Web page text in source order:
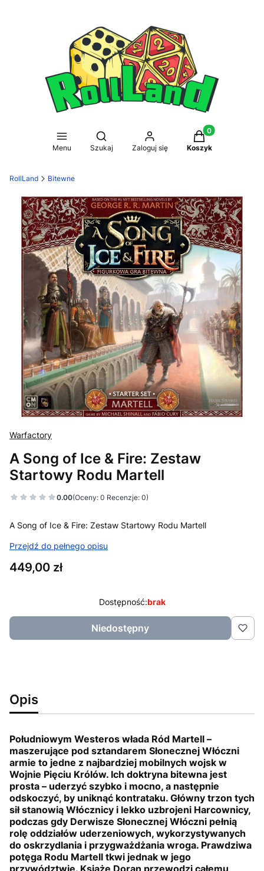
Menu
Otwórz wyszukiwarkę
Szukaj Zaloguj się
Produkty w
Koszyk
RollLand Bitewne
Warfactory
A Song of Ice & Fire: Zestaw
Startowy Rodu Martell
0.00(Oceny: 0 Recenzje: 0)
A Song of Ice & Fire: Zestaw Startowy Rodu Martell
Przejdź do pełnego opisu
Cena
449,00 zł
Dostępność:brak
Niedostępny
Opis
Południowym Westeros włada Ród Martell –
maszerujące pod sztandarem Słonecznej Włóczni
armie to jedne z najbardziej mobilnych wojsk w
Wojnie Pięciu Królów. Ich doktryna bitewna jest
prosta – uderzyć szybko i mocno, a następnie
odskoczyć, by uniknąć kontrataku. Główny trzon tych
sił stanowią Włócznicy i lekko uzbrojeni Harcownicy,
podczas gdy Derwisze Słonecznej Włóczni pełnią
rolę oddziałów uderzeniowych, wykorzystywanych
do oskrzydlania i przygważdżania wroga. Prawdziwa
potęga Rodu Martell tkwi jednak w jego